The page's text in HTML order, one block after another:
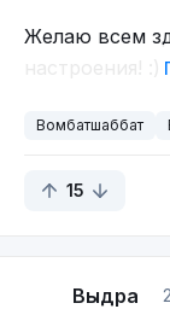
Желаю всем
настроения! :)
Вомбатшаббат
15
Выдра